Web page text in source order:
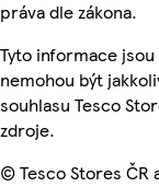
práva dle zákona.
Tyto informace
nemohou být
souhlasu Tesco
zdroje.
© Tesco Stores ČR